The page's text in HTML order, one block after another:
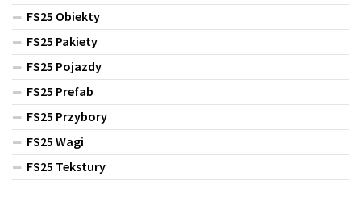
FS25 Obiekty
FS25 Pakiety
FS25 Pojazdy
FS25 Prefab
FS25 Przybory
FS25 Wagi
FS25 Tekstury